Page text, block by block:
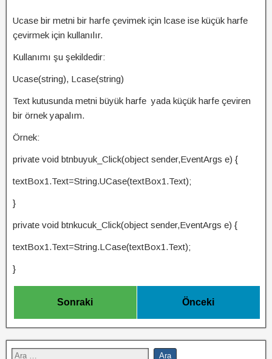
Ucase bir metni bir harfe çevimek için lcase ise küçük harfe
çevirmek için kullanılır.
Kullanımı şu şekildedir:
Ucase(string), Lcase(string)
Text kutusunda metni büyük harfe yada küçük harfe çeviren
bir örnek yapalım.
Örnek:
private void btnbuyuk_Click(object sender,EventArgs e) {
textBox1.Text=String.UCase(textBox1.Text);
}
private void btnkucuk_Click(object sender,EventArgs e) {
textBox1.Text=String.LCase(textBox1.Text);
}
Sonraki Önceki